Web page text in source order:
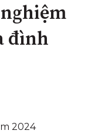
đình
2024